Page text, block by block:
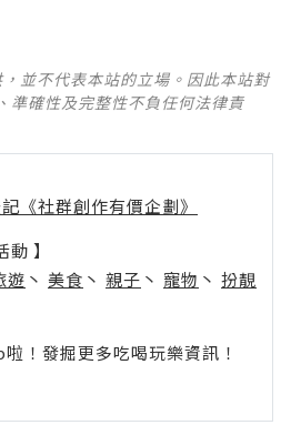
並不代表本站的立場。因此本站對
準確性及完整性不負任何法律責
《社群創作有價企劃》
】
遊 丶 美食 丶 親子 丶 寵物 丶 扮靚
！發掘更多吃喝玩樂資訊！